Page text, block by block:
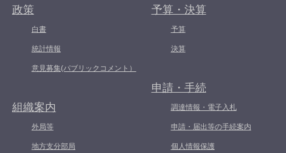
政策
白書
統計情報
意見募集(パブリックコメント）
組織案内
外局等
地方支分部局
予算・決算
予算
決算
申請・手続
調達情報・電子入札
申請・届出等の手続案内
個人情報保護